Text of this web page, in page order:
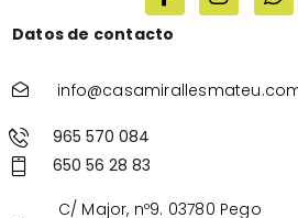
Datos de contacto
965 570 084
650 56 28 83
C/ Major, nº9. 03780 Pego